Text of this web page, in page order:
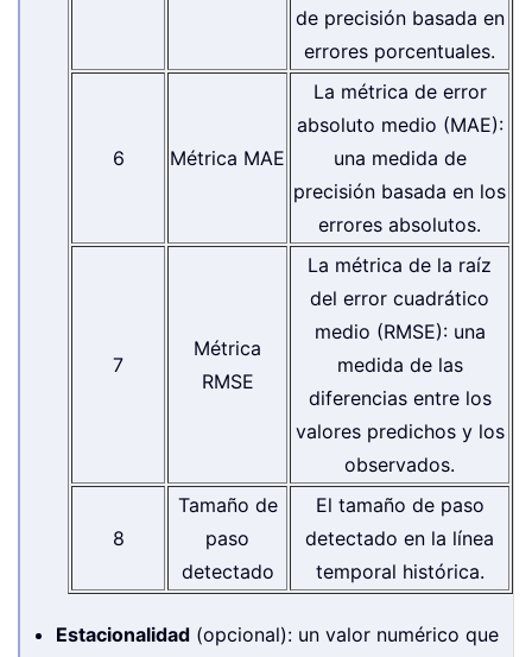
de precisión basada en
errores porcentuales.
6 Métrica MAE
La métrica de error
absoluto medio (MAE):
una medida de
precisión basada en los
errores absolutos.
7
Métrica
RMSE
La métrica de la raíz
del error cuadrático
medio (RMSE): una
medida de las
diferencias entre los
valores predichos y los
observados.
8
Tamaño de
paso
detectado
El tamaño de paso
detectado en la línea
temporal histórica.
Estacionalidad (opcional): un valor numérico que